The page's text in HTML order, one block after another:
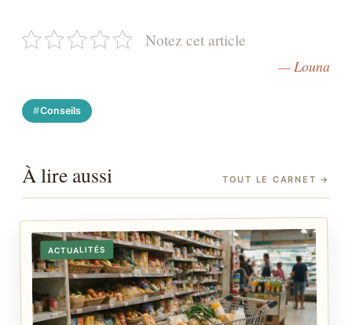
Notez cet article
— Louna
Conseils
À lire aussi TOUT LE CARNET →
ACTUALITÉS